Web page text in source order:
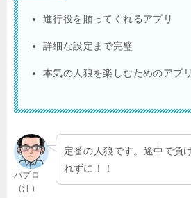
進行役を賄ってくれるアプリ
詳細な設定まで完璧
本気の人狼を楽しむためのアプリ
パブロ
（汗）
定番の人狼です。途中で負
れずに！！